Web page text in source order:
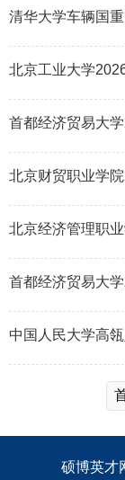
北京工业大学
首都经济贸易大
北京财贸职业学
首都经济贸易大
中国人民大学高
硕博英才